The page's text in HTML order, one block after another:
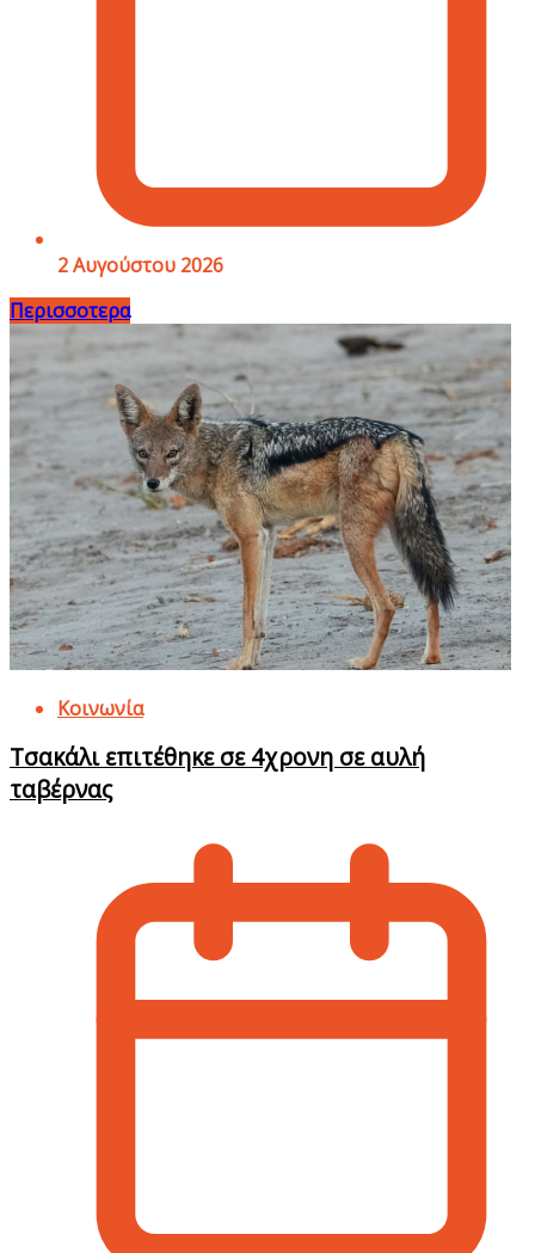
2 Αυγούστου 2026
Περισσοτερα
Κοινωνία
Τσακάλι επιτέθηκε σε 4χρονη σε αυλή
ταβέρνας